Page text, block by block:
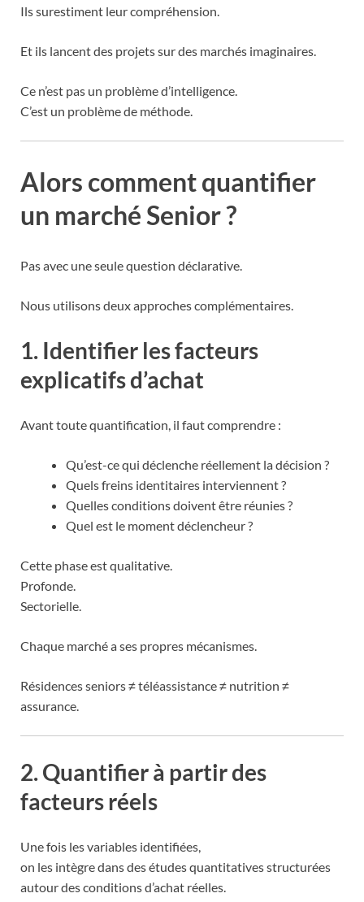
Ils surestiment leur compréhension.
Et ils lancent des projets sur des marchés imaginaires.
Ce n’est pas un problème d’intelligence.
C’est un problème de méthode.
Alors comment quantifier
un marché Senior ?
Pas avec une seule question déclarative.
Nous utilisons deux approches complémentaires.
1. Identifier les facteurs
explicatifs d’achat
Avant toute quantification, il faut comprendre :
Qu’est-ce qui déclenche réellement la décision ?
Quels freins identitaires interviennent ?
Quelles conditions doivent être réunies ?
Quel est le moment déclencheur ?
Cette phase est qualitative.
Profonde.
Sectorielle.
Chaque marché a ses propres mécanismes.
Résidences seniors ≠ téléassistance ≠ nutrition ≠
assurance.
2. Quantifier à partir des
facteurs réels
Une fois les variables identifiées,
on les intègre dans des études quantitatives structurées
autour des conditions d’achat réelles.